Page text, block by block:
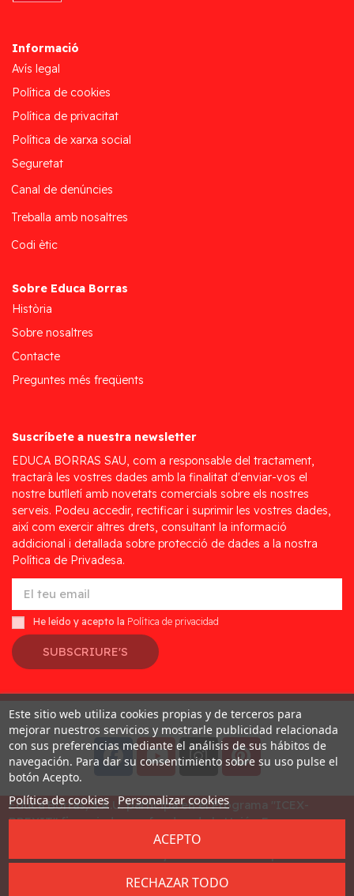
Informació
Avís legal
Política de cookies
Política de privacitat
Política de xarxa social
Seguretat
Canal de denúncies
Treballa amb nosaltres
Codi ètic
Sobre Educa Borras
Història
Sobre nosaltres
Contacte
Preguntes més freqüents
Suscríbete a nuestra newsletter
EDUCA BORRAS SAU, com a responsable del tractament,
tractarà les vostres dades amb la finalitat d'enviar-vos el
nostre butlletí amb novetats comercials sobre els nostres
serveis. Podeu accedir, rectificar i suprimir les vostres dades,
així com exercir altres drets, consultant la informació
addicional i detallada sobre protecció de dades a la nostra
Política de Privadesa.
He leído y acepto la Política de privacidad
SUBSCRIURE'S
Desarrollado porAddis
Educa Borras, S.A.U. participa en el Programa "ICEX-
BREXIT" financiado por fondos de la Unión Europea, para
mitigar las consecuencias adversas de la retirada del
Este sitio web utiliza cookies propias y de terceros para
mejorar nuestros servicios y mostrarle publicidad relacionada
con sus preferencias mediante el análisis de sus hábitos de
navegación. Para dar su consentimiento sobre su uso pulse el
botón Acepto.
Política de cookies Personalizar cookies
RECHAZAR TODO
ACEPTO